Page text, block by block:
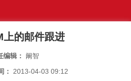
上的邮件跟进
编辑： 阚智
： 2013-04-03 09:12